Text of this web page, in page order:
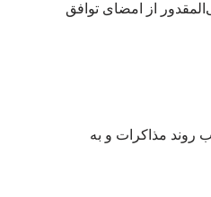
از امضای توافق
روند مذاکرات و به